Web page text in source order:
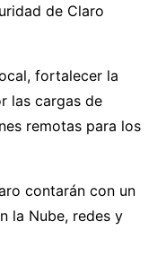
de Claro
fortalecer la
las cargas de
remotas para los
contarán con un
la Nube, redes y